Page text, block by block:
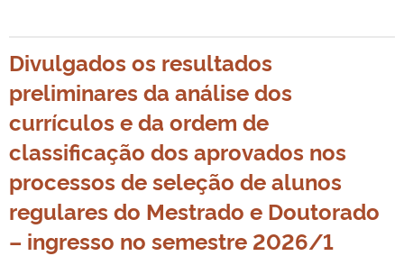
Divulgados os resultados
preliminares da análise dos
currículos e da ordem de
classificação dos aprovados nos
processos de seleção de alunos
regulares do Mestrado e Doutorado
– ingresso no semestre 2026/1